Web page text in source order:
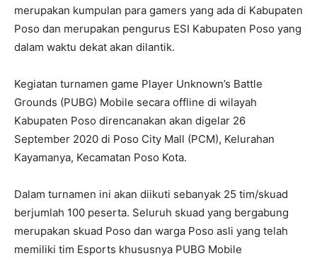
merupakan kumpulan para gamers yang ada di Kabupaten
Poso dan merupakan pengurus ESI Kabupaten Poso yang
dalam waktu dekat akan dilantik.
Kegiatan turnamen game Player Unknown’s Battle
Grounds (PUBG) Mobile secara offline di wilayah
Kabupaten Poso direncanakan akan digelar 26
September 2020 di Poso City Mall (PCM), Kelurahan
Kayamanya, Kecamatan Poso Kota.
Dalam turnamen ini akan diikuti sebanyak 25 tim/skuad
berjumlah 100 peserta. Seluruh skuad yang bergabung
merupakan skuad Poso dan warga Poso asli yang telah
memiliki tim Esports khususnya PUBG Mobile